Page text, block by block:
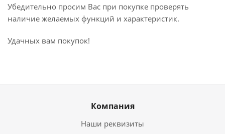
Убедительно просим Вас при покупке проверять
наличие желаемых функций и характеристик.
Удачных вам покупок!
Компания
Наши реквизиты